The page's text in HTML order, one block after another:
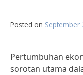
Posted on September
Pertumbuhan
sorotan utama